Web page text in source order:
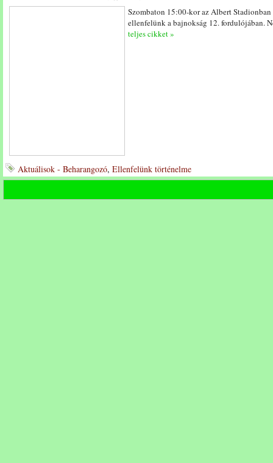
Szombaton 15:00-kor az Albert
ellenfelünk a bajnokság 12. fordulójában.
teljes cikket »
Aktuálisok - Beharangozó, Ellenfelünk történelme